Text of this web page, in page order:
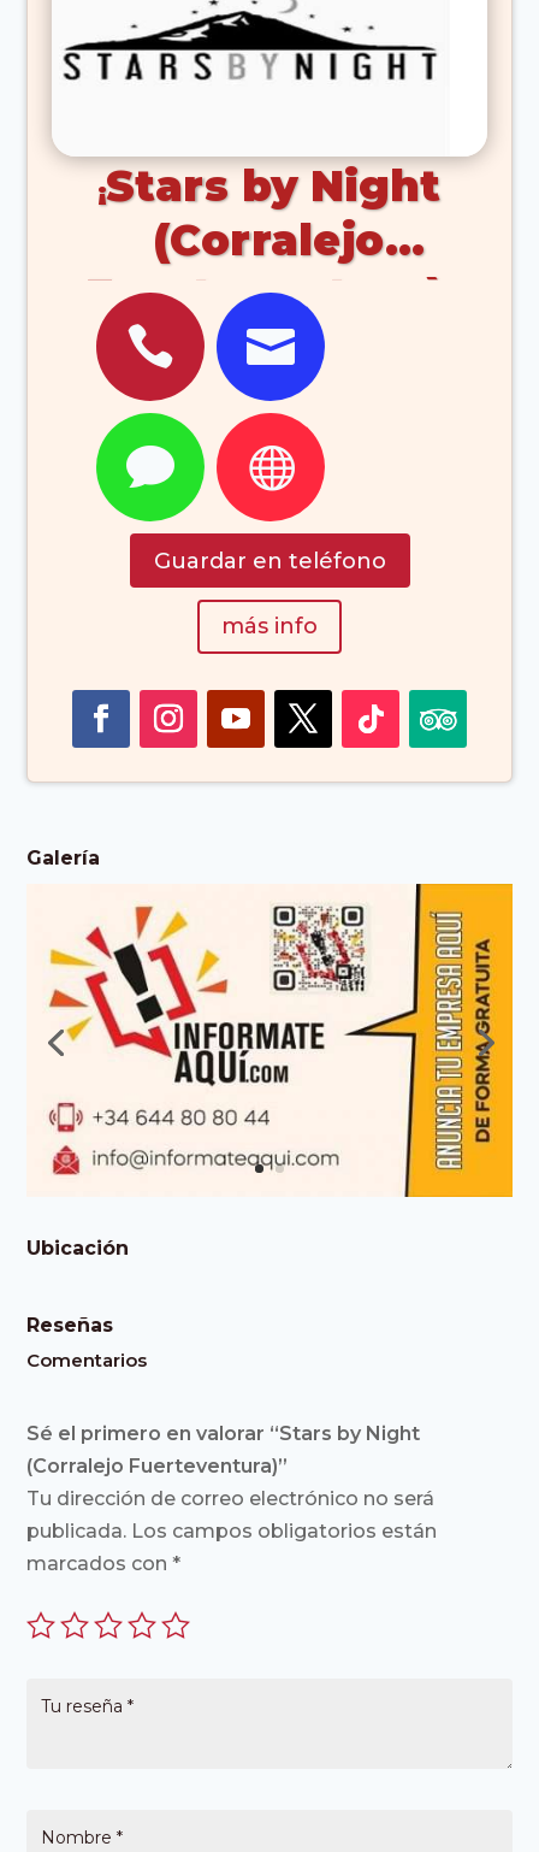
Stars by Night
(Corralejo
Fuerteventura)
 
 
Guardar en teléfono
más info
Galería
Ubicación
Reseñas
Comentarios
Sé el primero en valorar “Stars by Night
(Corralejo Fuerteventura)”
Tu dirección de correo electrónico no será
publicada. Los campos obligatorios están
marcados con*